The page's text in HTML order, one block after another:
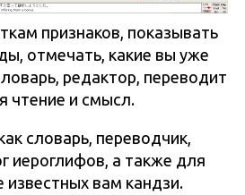
признаков, показывать
отмечать, какие вы уже
редактор, переводит
чтение и смысл.
словарь, переводчик,
иероглифов, а также для
известных вам кандзи.